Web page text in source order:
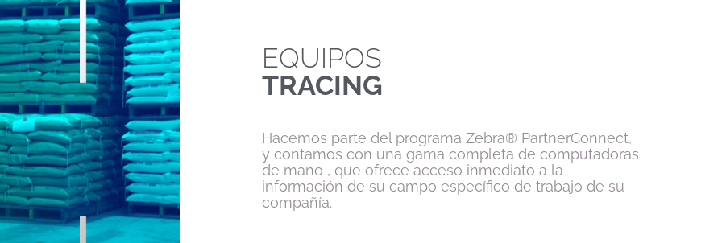
EQUIPOS
TRACING
Hacemos parte del programa Zebra® PartnerConnect,
y contamos con una gama completa de computadoras
de mano , que ofrece acceso inmediato a la
información de su campo específico de trabajo de su
compañía.